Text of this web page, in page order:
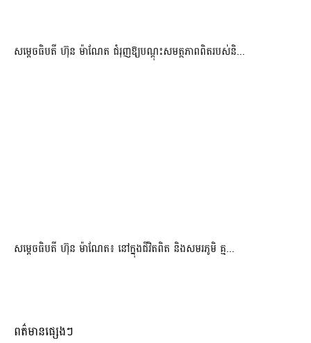
សម្តេចធិបតី ហ៊ុន ម៉ាណែត ជំរុញឱ្យបណ្តុះសមត្ថភាពពិតរបស់និ...
សម្តេចធិបតី ហ៊ុន ម៉ាណែត៖ នៅក្នុងជីវិតពិត និងសមរភូមិ គ្ម...
ពត៌មានផ្សេងៗ